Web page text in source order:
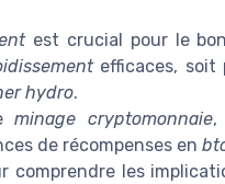
est crucial pour le
efficaces, soit
hydro.
minage cryptomonnaie,
de récompenses en
comprendre les